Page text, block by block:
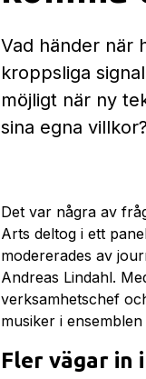
Vad händer när
kroppsliga
möjligt när ny
sina egna villkor?
Det var några av
Arts deltog i ett
modererades av
Andreas Lindahl.
verksamhetschef
musiker i
Fler vägar in